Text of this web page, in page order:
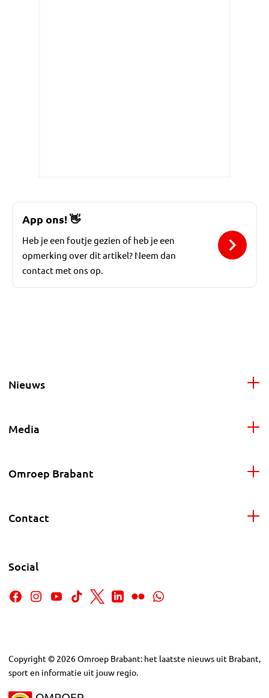
App ons!👋
Heb je een foutje gezien of heb je een
opmerking over dit artikel? Neem dan
contact met ons op.
Nieuws
Media
Omroep Brabant
Contact
Social
Copyright © 2026Omroep Brabant: het laatste nieuws uit Brabant,
sport en informatie uit jouw regio.